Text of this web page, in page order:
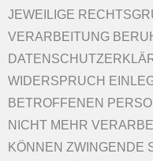
JEWEILIGE
VERARBEITUNG
WIDERSPRUCH
BETROFFENEN
NICHT MEHR
KÖNNEN ZWINGENDE